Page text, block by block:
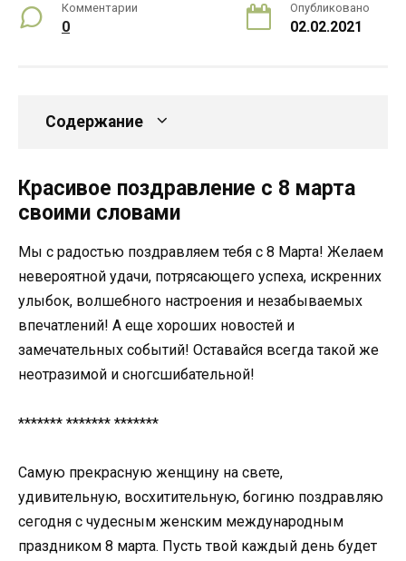
Комментарии
0
Опубликовано
02.02.2021
Содержание
Красивое поздравление с 8 марта
своими словами
Мы с радостью поздравляем тебя с 8 Марта! Желаем
невероятной удачи, потрясающего успеха, искренних
улыбок, волшебного настроения и незабываемых
впечатлений! А еще хороших новостей и
замечательных событий! Оставайся всегда такой же
неотразимой и сногсшибательной!
******* ******* *******
Самую прекрасную женщину на свете,
удивительную, восхитительную, богиню поздравляю
сегодня с чудесным женским международным
праздником 8 марта. Пусть твой каждый день будет